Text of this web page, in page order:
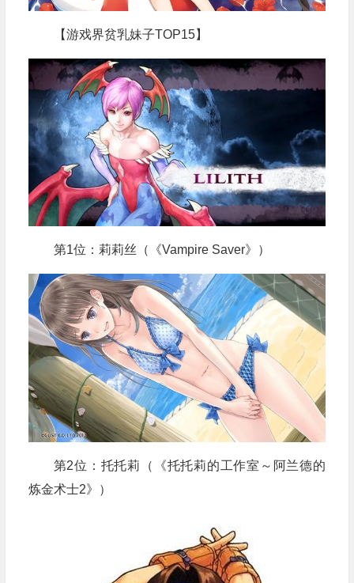
【游戏界贫乳妹子TOP15】
第1位：莉莉丝（《Vampire Saver》）
第2位：托托莉（《托托莉的工作室～阿兰德的
炼金术士2》）